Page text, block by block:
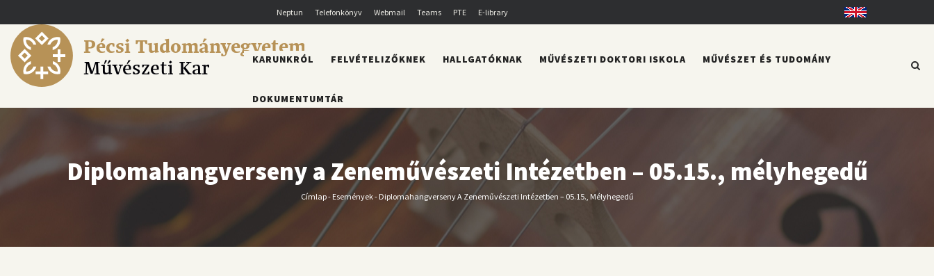
a
tartalomra
Neptun Telefonkönyv Webmail Teams PTE E-library English
Pécsi Tudományegyetem
Művészeti Kar
FŐMENÜ
KARUNKRÓL FELVÉTELIZŐKNEK HALLGATÓKNAK MŰVÉSZETI DOKTORI ISKOLA MŰVÉSZET ÉS TUDOMÁNY
DOKUMENTUMTÁR
Diplomahangverseny a Zeneművészeti Intézetben – 05.15., mélyhegedű
Morzsa
Címlap- Események- Diplomahangverseny A Zeneművészeti Intézetben – 05.15., Mélyhegedű